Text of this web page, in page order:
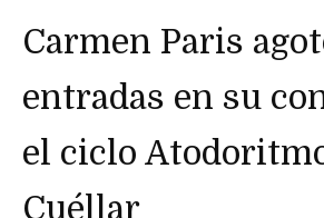
Carmen Paris
entradas en su
el ciclo
Cuéllar